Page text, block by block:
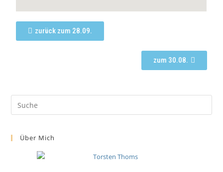
zurück zum 28.09.
zum 30.08.
Über Mich